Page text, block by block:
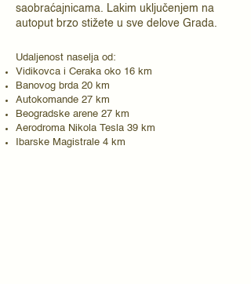
saobraćajnicama. Lakim uključenjem na
autoput brzo stižete u sve delove Grada.
Udaljenost naselja od:
Vidikovca i Ceraka oko 16 km
Banovog brda 20 km
Autokomande 27 km
Beogradske arene 27 km
Aerodroma Nikola Tesla 39 km
Ibarske Magistrale 4 km